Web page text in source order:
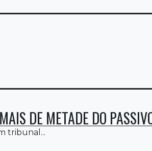
DE METADE DO
tribunal...